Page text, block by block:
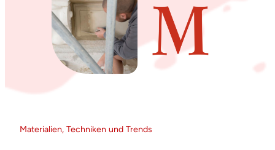
Materialien, Techniken und Trends